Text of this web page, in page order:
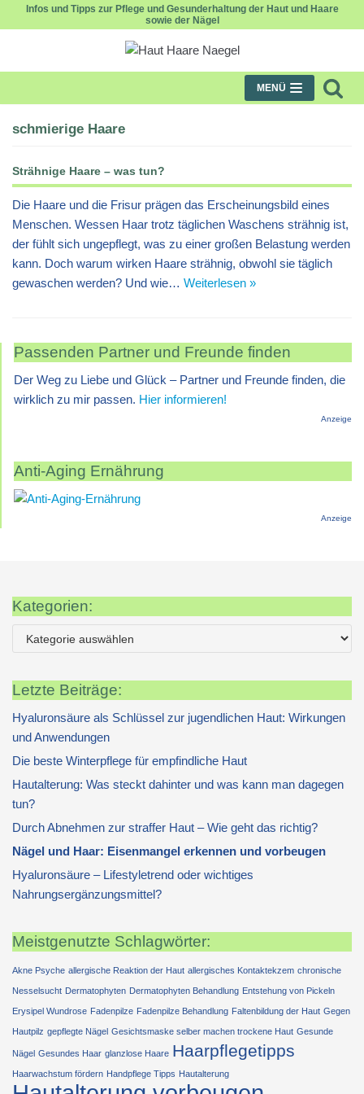
Infos und Tipps zur Pflege und Gesunderhaltung der Haut und Haare
sowie der Nägel
MENÜ
schmierige Haare
Strähnige Haare – was tun?
Die Haare und die Frisur prägen das Erscheinungsbild eines
Menschen. Wessen Haar trotz täglichen Waschens strähnig ist,
der fühlt sich ungepflegt, was zu einer großen Belastung werden
kann. Doch warum wirken Haare strähnig, obwohl sie täglich
gewaschen werden? Und wie… Weiterlesen »
Passenden Partner und Freunde finden
Der Weg zu Liebe und Glück – Partner und Freunde finden, die
wirklich zu mir passen. Hier informieren!
Anzeige
Anti-Aging Ernährung
Anzeige
Kategorien:
Letzte Beiträge:
Hyaluronsäure als Schlüssel zur jugendlichen Haut: Wirkungen
und Anwendungen
Die beste Winterpflege für empfindliche Haut
Hautalterung: Was steckt dahinter und was kann man dagegen
tun?
Durch Abnehmen zur straffer Haut – Wie geht das richtig?
Nägel und Haar: Eisenmangel erkennen und vorbeugen
Hyaluronsäure – Lifestyletrend oder wichtiges
Nahrungsergänzungsmittel?
Meistgenutzte Schlagwörter:
Akne Psyche allergische Reaktion der Haut allergisches Kontaktekzem chronische
Nesselsucht Dermatophyten Dermatophyten Behandlung Entstehung von Pickeln
Erysipel Wundrose Fadenpilze Fadenpilze Behandlung Faltenbildung der Haut Gegen
Hautpilz gepflegte Nägel Gesichtsmaske selber machen trockene Haut Gesunde
Nägel Gesundes Haar glanzlose Haare Haarpflegetipps
Haarwachstum fördern Handpflege Tipps Hautalterung